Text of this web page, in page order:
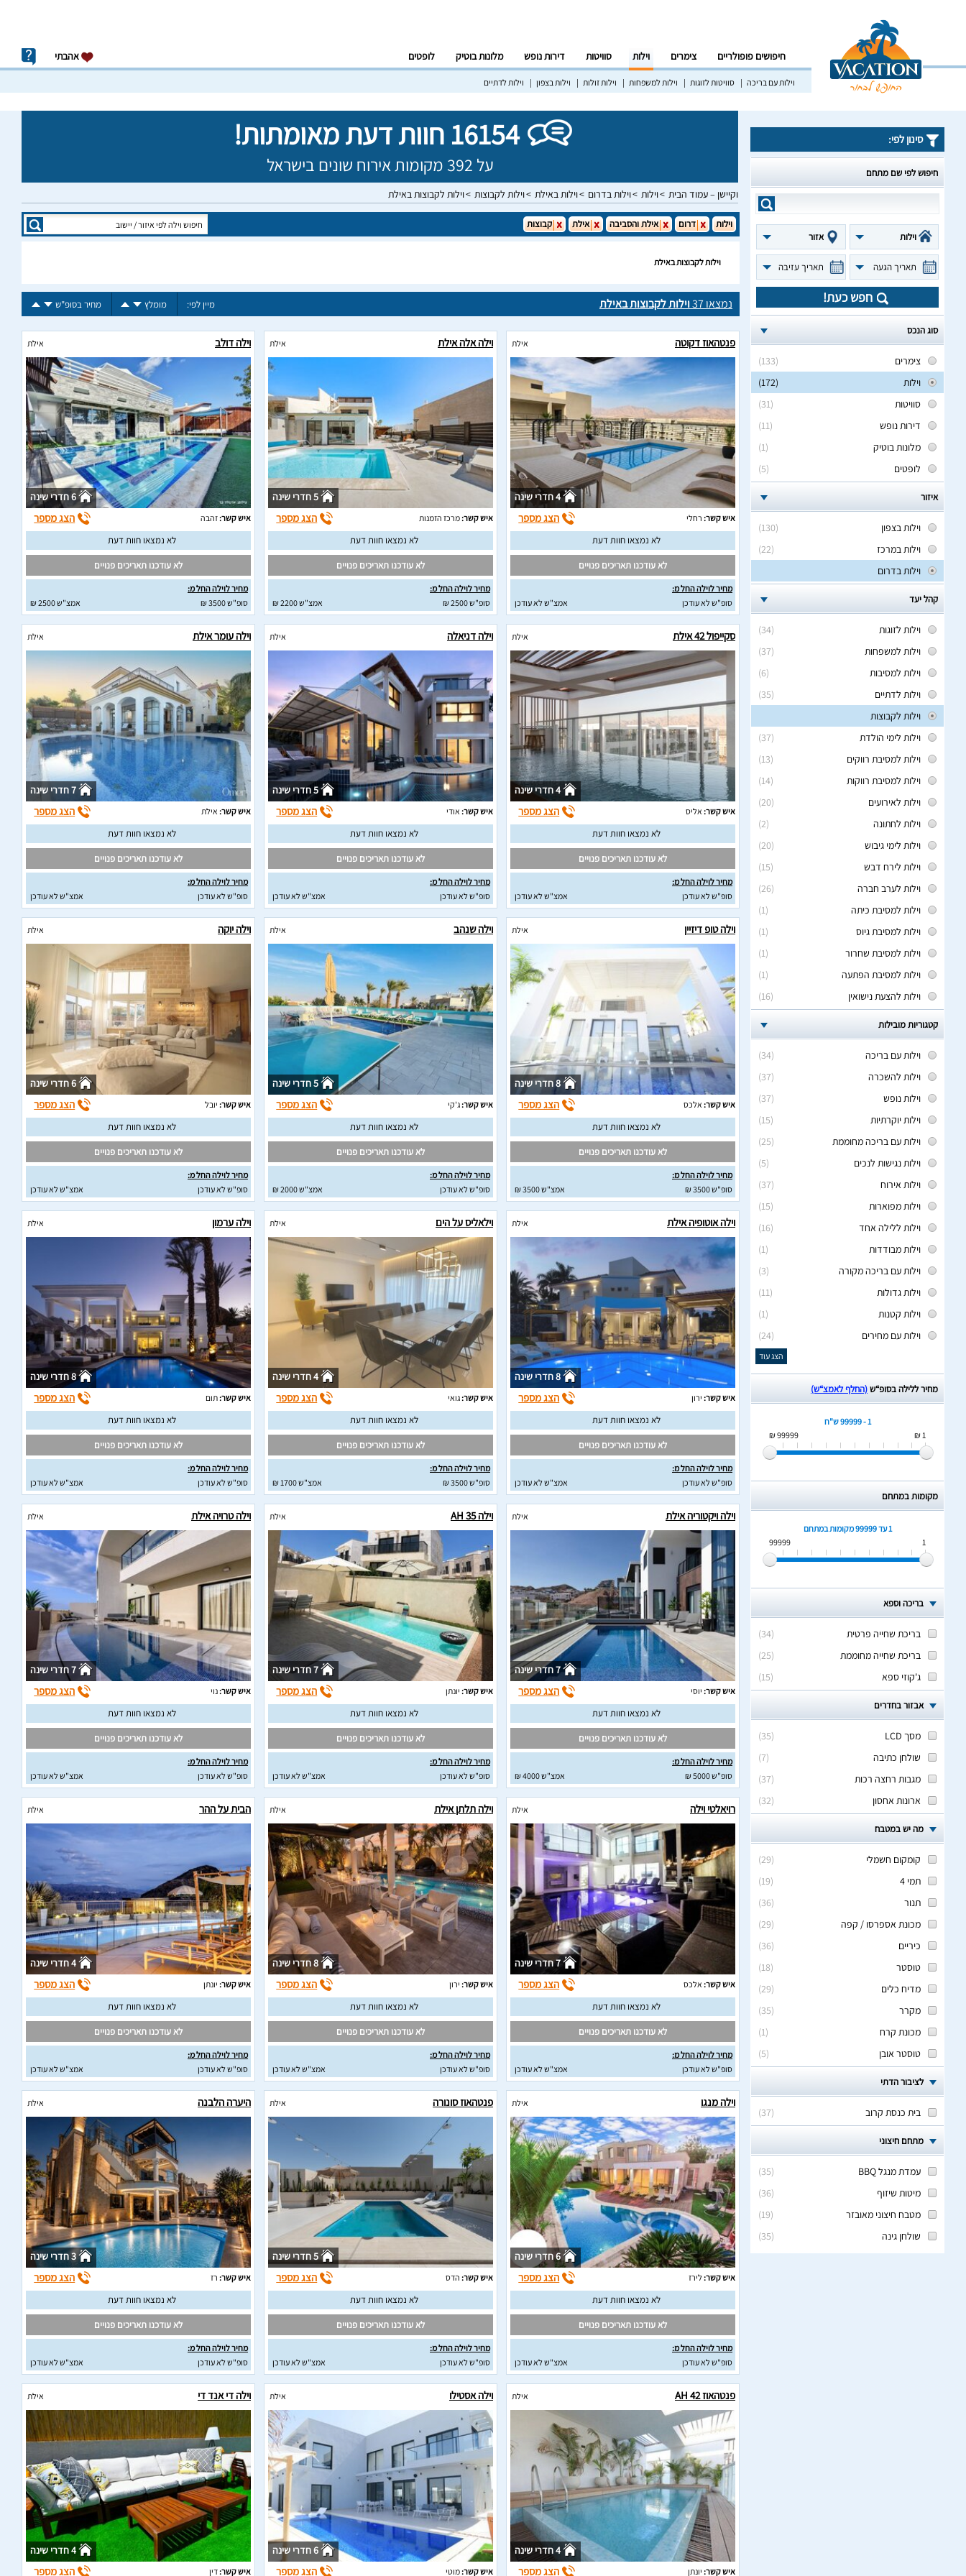
חיפושים פופולריים צימרים וילות סוויטות דירות נופש מלונות בוטיק לופטים אהבתי
וילות עם בריכה סוויטות לזוגות וילות למשפחות וילות זולות וילות בצפון וילות לדתיים
16154 חוות דעת מאומתות!
על 392 מקומות אירוח שונים בישראל
וקיישן – עמוד הבית וילות וילות בדרום וילות באילת וילות לקבוצות וילות לקבוצות באילת
סינון לפי:
חיפוש לפי שם מתחם
וילות אזור
תאריך הגעה תאריך עזיבה
חפש כעת!
סוג הנכס
(133)
צימרים
(172)
וילות
(31)
סוויטות
(11)
דירות נופש
(1)
מלונות בוטיק
(5)
לופטים
איזור
(130)
וילות בצפון
(22)
וילות במרכז
וילות בדרום
קהל יעד
(34)
וילות לזוגות
(37)
וילות למשפחות
(6)
וילות למסיבות
(35)
וילות לדתיים
וילות לקבוצות
(37)
וילות לימי הולדת
(13)
וילות למסיבת רווקים
(14)
וילות למסיבת רווקות
(20)
וילות לאירועים
(2)
וילות לחתונה
(20)
וילות לימי גיבוש
(15)
וילות לירח דבש
(26)
וילות לערב חברה
(1)
וילות למסיבת כיתה
(1)
וילות למסיבת גיוס
(1)
וילות למסיבת שחרור
(1)
וילות למסיבת הפתעה
(16)
וילות להצעת נישואין
קטגוריות מובילות
(34)
וילות עם בריכה
(37)
וילות להשכרה
(37)
וילות נופש
(15)
וילות יוקרתיות
(25)
וילות עם בריכה מחוממת
(5)
וילות נגישות לנכים
(37)
וילות אירוח
(15)
וילות מפוארות
(16)
וילות ללילה אחד
(1)
וילות מבודדות
(3)
וילות עם בריכה מקורה
(11)
וילות גדולות
(1)
וילות קטנות
(24)
וילות עם מחירים
הצג עוד
מחיר ללילה בסופ“ש(החלף לאמצ“ש)
1 - 99999 ש"ח
1 ₪
99999 ₪
מקומות במתחם
1 עד 99999
מקומות במתחם
1
99999
בריכה וספא
(
34
)
בריכת שחייה פרטית
(
25
)
בריכת שחייה מחוממת
(
15
) ג'קוזי ספא
אבזור בחדרים
(
35
)
מסך LCD
(
7
)
שולחן כתיבה
(
37
)
מגבות רחצה רכות
(
32
) ארונות אחסון
מה יש במטבח
(
29
)
קומקום חשמלי
(
19
)
תמי 4
(
36
)
תנור
(
29
)
מכונת אספרסו / קפה
(
36
)
כיריים
(
18
)
טוסטר
(
29
)
מדיח כלים
(
35
)
מקרר
(
1
)
מכונת קרח
(
5
) טוסטר אובן
לציבור הדתי
(
37
) בית כנסת קרוב
מתחם חיצוני
(
35
)
עמדת מנגל BBQ
(
36
)
מיטות שיזוף
(
19
)
מטבח חיצוני מאובזר
(
35
) שולחן גינה
וילות דרום אילת והסביבה אילת קבוצות
וילות לקבוצות באילת
נמצאו37וילות לקבוצות באילת מיין לפי: מומלץ מחיר בסופ"ש
פנטהאוז דקוטה אילת
4 חדרי שינה
איש קשר: רחלי הצג מספר
לא נמצאו חוות דעת
לא עודכנו תאריכים פנויים
מחיר לוילה החל מ:
סופ"ש לא עודכן
אמצ"ש לא עודכן
וילה אלה אילת אילת
5 חדרי שינה
איש קשר:מרכז הזמנות הצג מספר
לא נמצאו חוות דעת
לא עודכנו תאריכים פנויים
מחיר לוילה החל מ:
סופ"ש 2500 ₪
אמצ"ש 2200 ₪
וילה דולב אילת
6 חדרי שינה
איש קשר:זהבה הצג מספר
לא נמצאו חוות דעת
לא עודכנו תאריכים פנויים
מחיר לוילה החל מ:
סופ"ש 3500 ₪
אמצ"ש 2500 ₪
סקייפול 42 אילת אילת
4 חדרי שינה
איש קשר: אליס הצג מספר
לא נמצאו חוות דעת
לא עודכנו תאריכים פנויים
מחיר לוילה החל מ:
סופ"ש לא עודכן
אמצ"ש לא עודכן
וילה דניאלה אילת
5 חדרי שינה
איש קשר: אודי הצג מספר
לא נמצאו חוות דעת
לא עודכנו תאריכים פנויים
מחיר לוילה החל מ:
סופ"ש לא עודכן
אמצ"ש לא עודכן
וילה עומר אילת אילת
7 חדרי שינה
איש קשר: אילת הצג מספר
לא נמצאו חוות דעת
לא עודכנו תאריכים פנויים
מחיר לוילה החל מ:
סופ"ש לא עודכן
אמצ"ש לא עודכן
וילה טופ דיזיין אילת
8 חדרי שינה
איש קשר: אלכס הצג מספר
לא נמצאו חוות דעת
לא עודכנו תאריכים פנויים
מחיר לוילה החל מ:
סופ"ש 3500 ₪
אמצ"ש 3500 ₪
וילה שנהב אילת
5 חדרי שינה
איש קשר:ג'קי הצג מספר
לא נמצאו חוות דעת
לא עודכנו תאריכים פנויים
מחיר לוילה החל מ:
סופ"ש לא עודכן
אמצ"ש 2000 ₪
וילה יוקה אילת
6 חדרי שינה
איש קשר: יובל הצג מספר
לא נמצאו חוות דעת
לא עודכנו תאריכים פנויים
מחיר לוילה החל מ:
סופ"ש לא עודכן
אמצ"ש לא עודכן
וילה אוטופיה אילת אילת
8 חדרי שינה
איש קשר: ירון הצג מספר
לא נמצאו חוות דעת
לא עודכנו תאריכים פנויים
מחיר לוילה החל מ:
סופ"ש לא עודכן
אמצ"ש לא עודכן
וילאליס על הים אילת
4 חדרי שינה
איש קשר:גואי הצג מספר
לא נמצאו חוות דעת
לא עודכנו תאריכים פנויים
מחיר לוילה החל מ:
סופ"ש 3500 ₪
אמצ"ש 1700 ₪
וילה ערמון אילת
8 חדרי שינה
איש קשר:תום הצג מספר
לא נמצאו חוות דעת
לא עודכנו תאריכים פנויים
מחיר לוילה החל מ:
סופ"ש לא עודכן
אמצ"ש לא עודכן
וילה ויקטוריה אילת אילת
7 חדרי שינה
איש קשר: יוסי הצג מספר
לא נמצאו חוות דעת
לא עודכנו תאריכים פנויים
מחיר לוילה החל מ:
סופ"ש 5000 ₪
אמצ"ש 4000 ₪
וילה AH 35 אילת
7 חדרי שינה
איש קשר: יונתן הצג מספר
לא נמצאו חוות דעת
לא עודכנו תאריכים פנויים
מחיר לוילה החל מ:
סופ"ש לא עודכן
אמצ"ש לא עודכן
וילה טרויה אילת אילת
7 חדרי שינה
איש קשר:נוי הצג מספר
לא נמצאו חוות דעת
לא עודכנו תאריכים פנויים
מחיר לוילה החל מ:
סופ"ש לא עודכן
אמצ"ש לא עודכן
רויאלטי וילה אילת
7 חדרי שינה
איש קשר: אלכס הצג מספר
לא נמצאו חוות דעת
לא עודכנו תאריכים פנויים
מחיר לוילה החל מ:
סופ"ש לא עודכן
אמצ"ש לא עודכן
וילה תלתן אילת אילת
8 חדרי שינה
איש קשר: ירון הצג מספר
לא נמצאו חוות דעת
לא עודכנו תאריכים פנויים
מחיר לוילה החל מ:
סופ"ש לא עודכן
אמצ"ש לא עודכן
הבית על ההר אילת
4 חדרי שינה
איש קשר: יונתן הצג מספר
לא נמצאו חוות דעת
לא עודכנו תאריכים פנויים
מחיר לוילה החל מ:
סופ"ש לא עודכן
אמצ"ש לא עודכן
וילה מנגו אילת
6 חדרי שינה
איש קשר:לירז הצג מספר
לא נמצאו חוות דעת
לא עודכנו תאריכים פנויים
מחיר לוילה החל מ:
סופ"ש לא עודכן
אמצ"ש לא עודכן
פנטהאוז סונורה אילת
5 חדרי שינה
איש קשר: הדס הצג מספר
לא נמצאו חוות דעת
לא עודכנו תאריכים פנויים
מחיר לוילה החל מ:
סופ"ש לא עודכן
אמצ"ש לא עודכן
היערה הלבנה אילת
3 חדרי שינה
איש קשר: רז הצג מספר
לא נמצאו חוות דעת
לא עודכנו תאריכים פנויים
מחיר לוילה החל מ:
סופ"ש לא עודכן
אמצ"ש לא עודכן
פנטהאוז AH 42 אילת
4 חדרי שינה
איש קשר: יונתן הצג מספר
וילה אסטילו אילת
6 חדרי שינה
איש קשר:מוטי הצג מספר
וילה די אנד די אילת
4 חדרי שינה
איש קשר:דין הצג מספר